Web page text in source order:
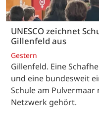
UNESCO zeichnet
Gillenfeld aus
Gestern
Gillenfeld. Eine
und eine bundesweit
Schule am Pulvermaar
Netzwerk gehört.